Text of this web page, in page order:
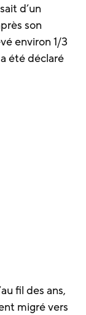
d’un
son
environ 1/3
été déclaré
fil des ans,
migré vers